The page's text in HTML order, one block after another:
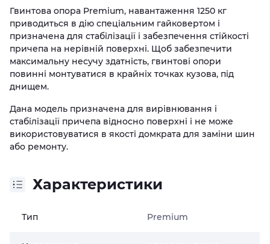
Гвинтова опора Premium, навантаження 1250 кг
приводиться в дію спеціальним гайковертом і
призначена для стабілізації і забезпечення стійкості
причепа на нерівній поверхні. Щоб забезпечити
максимальну несучу здатність, гвинтові опори
повинні монтуватися в крайніх точках кузова, під
днищем.
Дана модель призначена для вирівнювання і
стабілізації причепа відносно поверхні і не може
використовуватися в якості домкрата для заміни шин
або ремонту.
Характеристики
Тип Premium